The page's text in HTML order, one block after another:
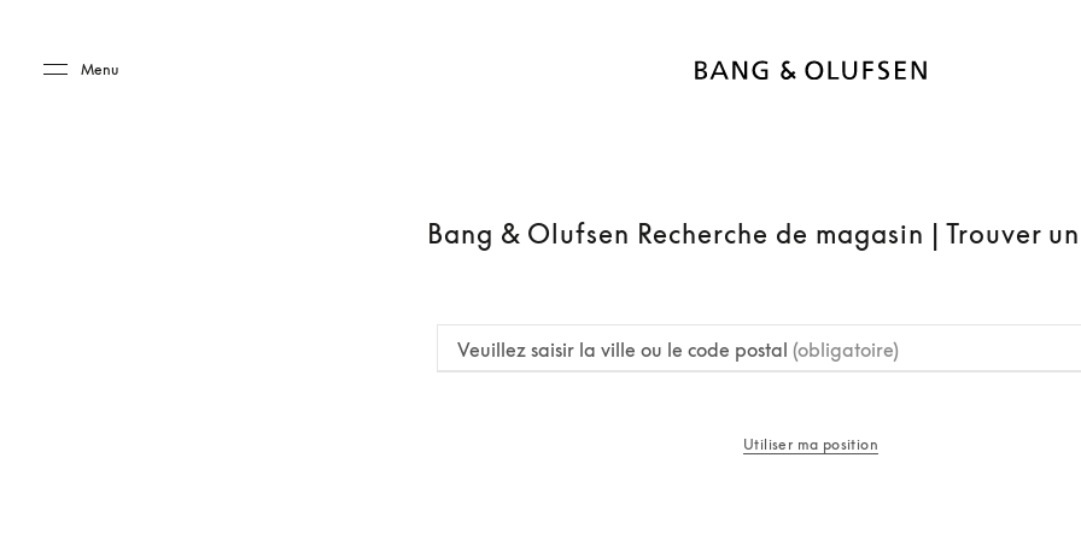
Menu
Bang & Olufsen Recherche de magasin | Trouver
Veuillez saisir la ville ou le code postal (obligatoire)
Utiliser ma position